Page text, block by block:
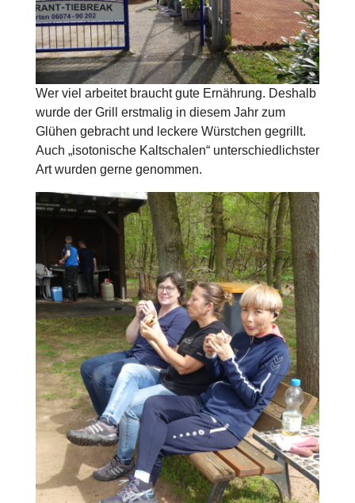
Wer viel arbeitet braucht gute Ernährung. Deshalb
wurde der Grill erstmalig in diesem Jahr zum
Glühen gebracht und leckere Würstchen gegrillt.
Auch „isotonische Kaltschalen“ unterschiedlichster
Art wurden gerne genommen.